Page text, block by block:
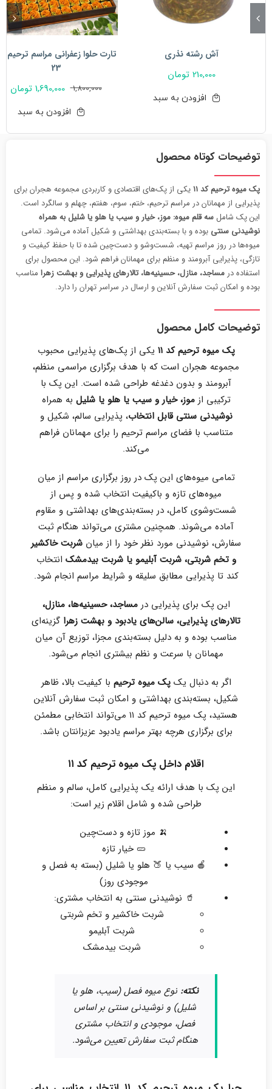
آش رشته نذری
210,000 تومان
افزودن به سبد
تارت حلوا زعفرانی مراسم ترحیم
23
1,800,000
قیمت
اصلی:
بود.
1,690,000 تومان
قیمت
فعلی:
افزودن به سبد
توضیحات کوتاه محصول
پک میوه ترحیم کد ۱۱
یکی از پک‌های اقتصادی و کاربردی مجموعه هجران برای
پذیرایی از مهمانان در مراسم ترحیم، ختم، سوم، هفتم، چهلم و سالگرد است.
این پک شامل سه قلم میوه: موز، خیار و سیب یا هلو یا شلیل به همراه
نوشیدنی سنتی بوده و با بسته‌بندی بهداشتی و شکیل آماده می‌شود. تمامی
میوه‌ها در روز مراسم تهیه، شست‌وشو و دست‌چین شده تا با حفظ کیفیت و
تازگی، پذیرایی آبرومند و منظم برای مهمانان فراهم شود. این محصول برای
استفاده در مساجد، منازل، حسینیه‌ها، تالارهای پذیرایی و بهشت زهرا مناسب
بوده و امکان ثبت سفارش آنلاین و ارسال در سراسر تهران را دارد.
توضیحات کامل محصول
پک میوه ترحیم کد ۱۱ یکی از پک‌های پذیرایی محبوب
مجموعه هجران است که با هدف برگزاری مراسمی منظم،
آبرومند و بدون دغدغه طراحی شده است. این پک با
ترکیبی ازموز، خیار و سیب یا هلو یا شلیل به همراه
نوشیدنی سنتی قابل انتخاب، پذیرایی سالم، شکیل و
متناسب با فضای مراسم ترحیم را برای مهمانان فراهم
می‌کند.
تمامی میوه‌های این پک در روز برگزاری مراسم از میان
میوه‌های تازه و باکیفیت انتخاب شده و پس از
شست‌وشوی کامل، در بسته‌بندی‌های بهداشتی و مقاوم
آماده می‌شوند. همچنین مشتری می‌تواند هنگام ثبت
سفارش، نوشیدنی مورد نظر خود را از میان شربت خاکشیر
و تخم شربتی، شربت آبلیمو یا شربت بیدمشک انتخاب
کند تا پذیرایی مطابق سلیقه و شرایط مراسم انجام شود.
این پک برای پذیرایی درمساجد، حسینیه‌ها، منازل،
تالارهای پذیرایی، سالن‌های یادبود و بهشت زهرا گزینه‌ای
مناسب بوده و به دلیل بسته‌بندی مجزا، توزیع آن میان
مهمانان با سرعت و نظم بیشتری انجام می‌شود.
اگر به دنبال یکپک میوه ترحیم با کیفیت بالا، ظاهر
شکیل، بسته‌بندی بهداشتی و امکان ثبت سفارش آنلاین
هستید، پک میوه ترحیم کد ۱۱ می‌تواند انتخابی مطمئن
برای برگزاری هرچه بهتر مراسم یادبود عزیزانتان باشد.
اقلام داخل پک میوه ترحیم کد ۱۱
این پک با هدف ارائه یک پذیرایی کامل، سالم و منظم
طراحی شده و شامل اقلام زیر است:
🍌 موز تازه و دست‌چین
🥒 خیار تازه
🍎 سیب یا 🍑 هلو یا شلیل (بسته به فصل و
موجودی روز)
🥤 نوشیدنی سنتی به انتخاب مشتری:
شربت خاکشیر و تخم شربتی
شربت آبلیمو
شربت بیدمشک
نکته: نوع میوه فصل (سیب، هلو یا
شلیل) و نوشیدنی سنتی بر اساس
فصل، موجودی و انتخاب مشتری
هنگام ثبت سفارش تعیین می‌شود.